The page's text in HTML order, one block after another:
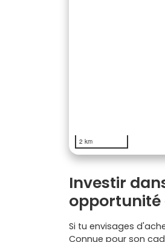
2 km
Investir
opportunité
Si tu envisages
Connue pour son